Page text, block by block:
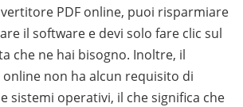
PDF online, puoi risparmiare
il software e devi solo fare clic sul
che ne hai bisogno. Inoltre, il
non ha alcun requisito di
sistemi operativi, il che significa che